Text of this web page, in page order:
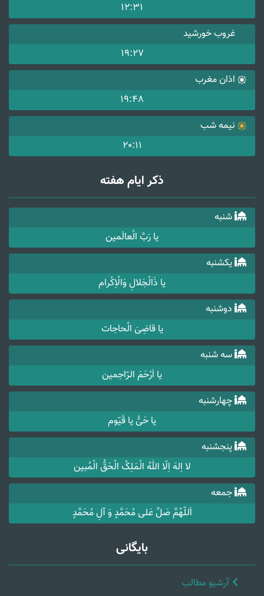
12:31
غروب خورشید
19:27
اذان مغرب
19:48
نیمه شب
20:11
ذکر ایام هفته
شنبه
یا رَبَّ الْعالَمین
یکشنبه
یا ذَالْجَلالِ وَالْاِکْرام
دوشنبه
یا قاضِیَ الْحاجات
سه شنبه
یا اَرْحَمَ الرّاحِمین
چهارشنبه
یا حَیُّ یا قَیّوم
پنجشنبه
لا اِلهَ اِلّا اللهُ الْمَلِکُ الْحَقُّ الْمُبین
جمعه
اَللّهُمَّ صَلِّ عَلی مُحَمَّدٍ وَ آلِ مُحَمَّدٍ
بایگانی
آرشیو مطالب